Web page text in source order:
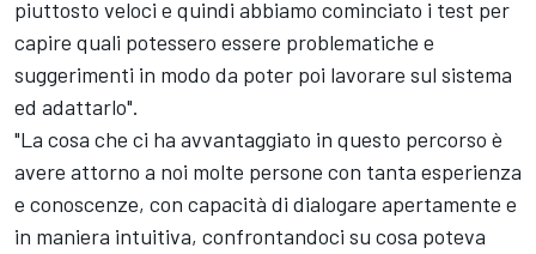
piuttosto veloci e quindi abbiamo cominciato i test per
capire quali potessero essere problematiche e
suggerimenti in modo da poter poi lavorare sul sistema
ed adattarlo".
"La cosa che ci ha avvantaggiato in questo percorso è
avere attorno a noi molte persone con tanta esperienza
e conoscenze, con capacità di dialogare apertamente e
in maniera intuitiva, confrontandoci su cosa poteva